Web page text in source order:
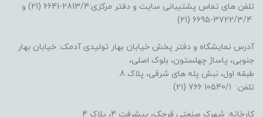
تلفن های تماس پشتیبانی سایت و دفتر مرکزی:2813/4-6641 (21) و
آدرس نمایشگاه و دفتر پخش خیابان بهار تولیدی آدمک: خیابان بهار
جنوبی، پاساژ چهلستون، بلوک اصلی،
طبقه اول، نبش پله های شرقی، پلاک 8.
تلفن: 10540/1 766 (21)
کارخانه: شهرک صنعتی قرچک، پیشرفت 4، پلاک 4